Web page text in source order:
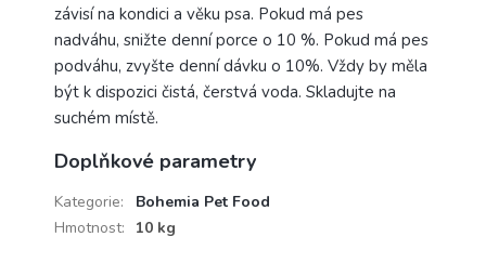
závisí na kondici a věku psa. Pokud má pes
nadváhu, snižte denní porce o 10 %. Pokud má pes
podváhu, zvyšte denní dávku o 10%. Vždy by měla
být k dispozici čistá, čerstvá voda. Skladujte na
suchém místě.
Doplňkové parametry
Kategorie:
Bohemia Pet Food
Hmotnost: 10 kg